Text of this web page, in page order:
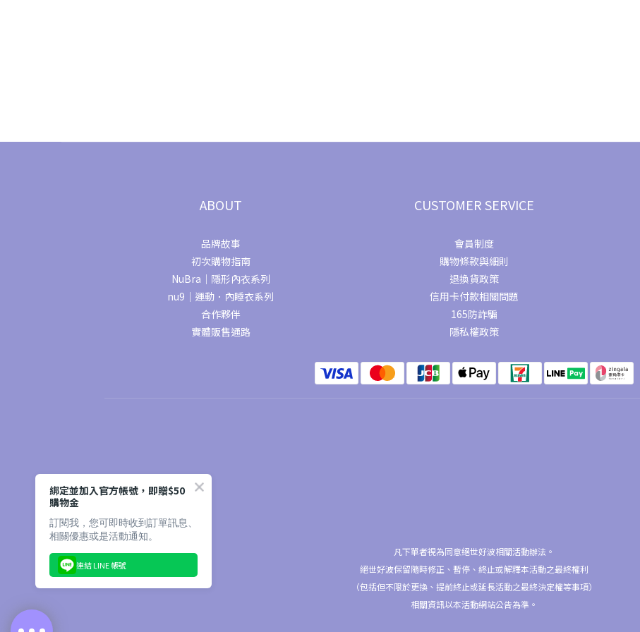
ABOUT
品牌故事
初次購物指南
NuBra｜隱形內衣系列
nu9｜運動．內睡衣系列
合作夥伴
實體販售通路
CUSTOMER SERVICE
會員制度
購物條款與細則
退換貨政策
信用卡付款相關問題
165防詐騙
隱私權政策
凡下單者視為同意絕世好波相關活動辦法。
絕世好波保留隨時修正、暫停、終止或解釋本活動之最終權利
（包括但不限於更換、提前終止或延長活動之最終決定權等事項）
相關資訊以本活動網站公告為準。
綁定並加入官方帳號，即贈$50
購物金
訂閱我，您可即時收到訂單訊息、
相關優惠或是活動通知。
連結 LINE 帳號